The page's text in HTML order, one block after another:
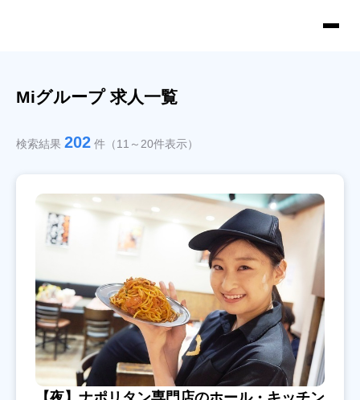
Miグループ 求人一覧
検索結果 202 件（11～20件表示）